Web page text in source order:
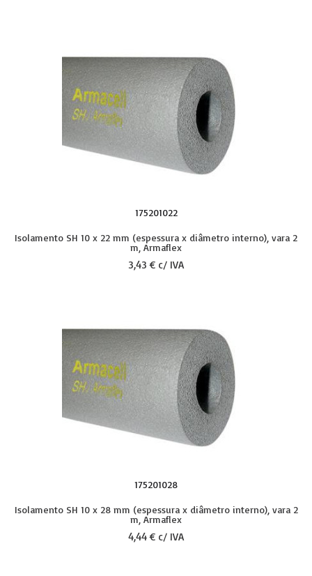
175201022
Isolamento SH 10 x 22 mm (espessura x diâmetro interno), vara 2
m, Armaflex
3,43 € c/ IVA
175201028
Isolamento SH 10 x 28 mm (espessura x diâmetro interno), vara 2
m, Armaflex
4,44 € c/ IVA